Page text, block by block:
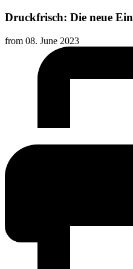
Druckfrisch: Die neue
from 08. June 2023